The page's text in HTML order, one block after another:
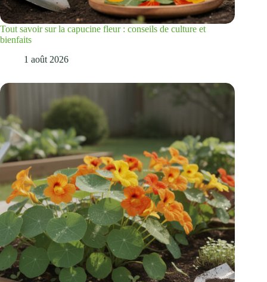
Tout savoir sur la capucine fleur : conseils de culture et
bienfaits
1 août 2026